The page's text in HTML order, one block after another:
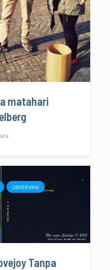
matahari
OBSERVASI
Tanpa